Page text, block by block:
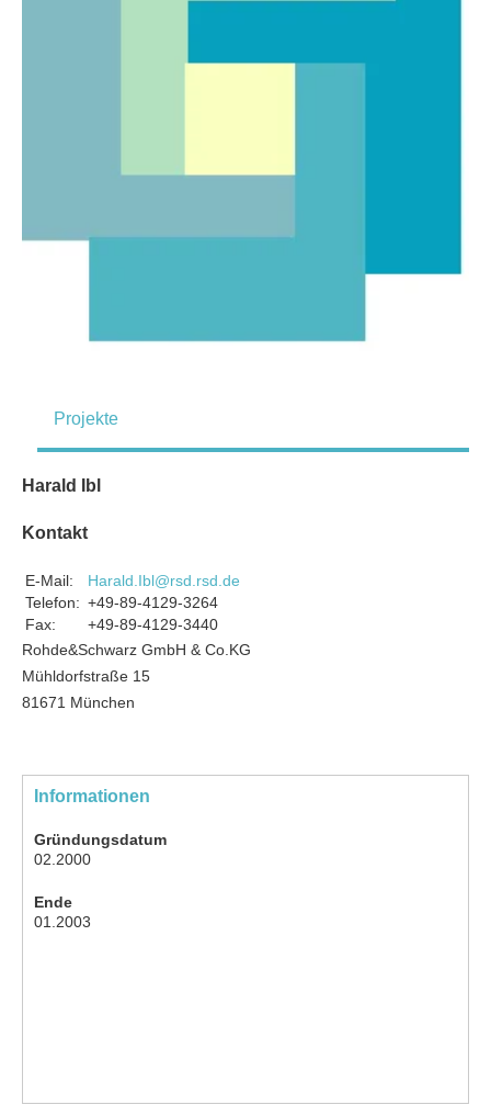
Projekte
Harald Ibl
Kontakt
E-Mail:
Harald.Ibl@rsd.rsd.de
Telefon: +49-89-4129-3264
Fax:
+49-89-4129-3440
Rohde&Schwarz GmbH & Co.KG
Mühldorfstraße 15
81671 München
Informationen
Gründungsdatum
02.2000
Ende
01.2003